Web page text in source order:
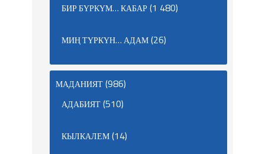
БИР БҮРКҮМ… КАБАР(1 480)
МИҢ ТҮРКҮН… АДАМ(26)
МАДАНИЯТ(986)
АДАБИЯТ(510)
КЫЛКАЛЕМ(14)